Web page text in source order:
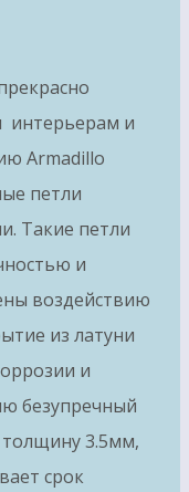
интерьерам и
Armadillo
петли
Такие петли
и
воздействию
из латуни
и
безупречный
3.5мм,
срок